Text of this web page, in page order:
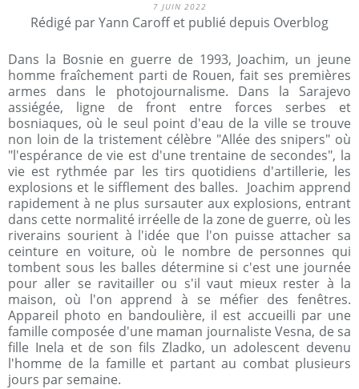
7 JUIN 2022
Rédigé par Yann Caroff et publié depuis Overblog
Dans la Bosnie en guerre de 1993, Joachim, un jeune
homme fraîchement parti de Rouen, fait ses premières
armes dans le photojournalisme. Dans la Sarajevo
assiégée, ligne de front entre forces serbes et
bosniaques, où le seul point d'eau de la ville se trouve
non loin de la tristement célèbre "Allée des snipers" où
"l'espérance de vie est d'une trentaine de secondes", la
vie est rythmée par les tirs quotidiens d'artillerie, les
explosions et le sifflement des balles. Joachim apprend
rapidement à ne plus sursauter aux explosions, entrant
dans cette normalité irréelle de la zone de guerre, où les
riverains sourient à l'idée que l'on puisse attacher sa
ceinture en voiture, où le nombre de personnes qui
tombent sous les balles détermine si c'est une journée
pour aller se ravitailler ou s'il vaut mieux rester à la
maison, où l'on apprend à se méfier des fenêtres.
Appareil photo en bandoulière, il est accueilli par une
famille composée d'une maman journaliste Vesna, de sa
fille Inela et de son fils Zladko, un adolescent devenu
l'homme de la famille et partant au combat plusieurs
jours par semaine.